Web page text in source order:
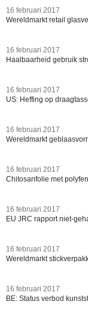
16 februari 2017
Wereldmarkt retail
16 februari 2017
Haalbaarheid gebruik
16 februari 2017
US: Heffing op
16 februari 2017
Wereldmarkt
16 februari 2017
Chitosanfolie met
16 februari 2017
EU JRC rapport niet-
16 februari 2017
Wereldmarkt
16 februari 2017
BE: Status verbod